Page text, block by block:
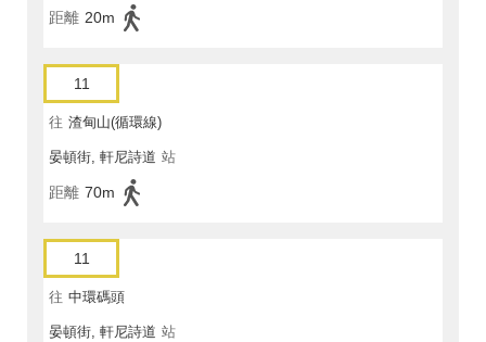
距離 20m
11
往 渣甸山(循環線)
晏頓街, 軒尼詩道 站
距離 70m
11
往 中環碼頭
晏頓街, 軒尼詩道 站